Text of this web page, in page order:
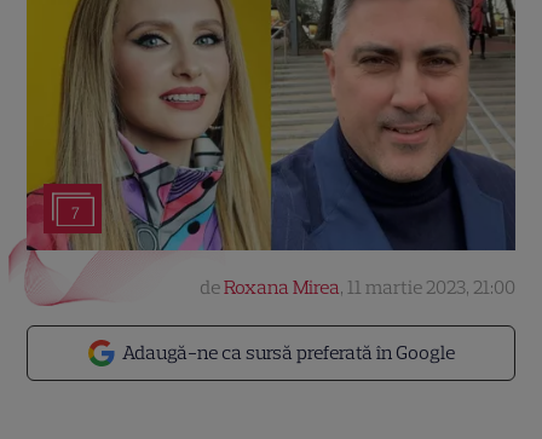
7
Adaugă-ne ca sursă preferată în Google
deRoxana Mirea, 11 martie 2023, 21:00